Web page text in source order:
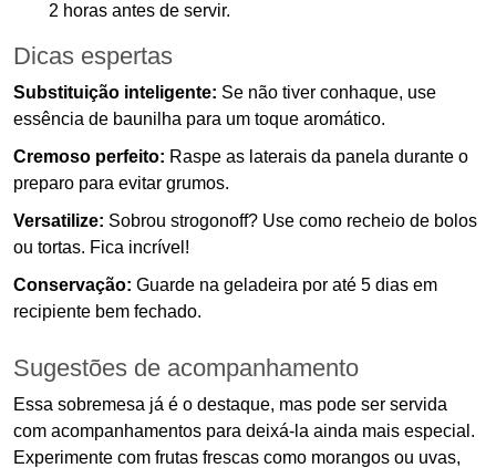
2 horas antes de servir.
Dicas espertas
Substituição inteligente: Se não tiver conhaque, use
essência de baunilha para um toque aromático.
Cremoso perfeito: Raspe as laterais da panela durante o
preparo para evitar grumos.
Versatilize: Sobrou strogonoff? Use como recheio de bolos
ou tortas. Fica incrível!
Conservação: Guarde na geladeira por até 5 dias em
recipiente bem fechado.
Sugestões de acompanhamento
Essa sobremesa já é o destaque, mas pode ser servida
com acompanhamentos para deixá-la ainda mais especial.
Experimente com frutas frescas como morangos ou uvas,